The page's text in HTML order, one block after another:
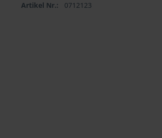
Artikel Nr.: 0712123